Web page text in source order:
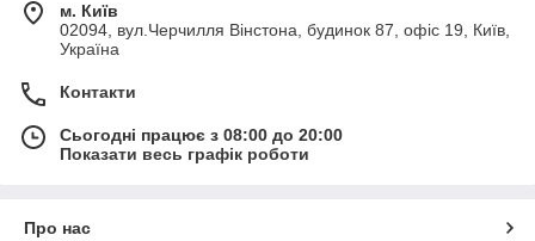
м. Київ
02094, вул.Черчилля Вінстона, будинок 87, офіс 19, Київ,
Україна
Контакти
Сьогодні працює з 08:00 до 20:00
Показати весь графік роботи
Про нас